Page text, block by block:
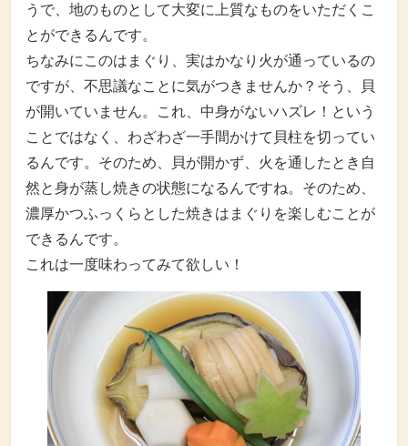
うで、地のものとして大変に上質なものをいただくこ
とができるんです。
ちなみにこのはまぐり、実はかなり火が通っているの
ですが、不思議なことに気がつきませんか？そう、貝
が開いていません。これ、中身がないハズレ！という
ことではなく、わざわざ一手間かけて貝柱を切ってい
るんです。そのため、貝が開かず、火を通したとき自
然と身が蒸し焼きの状態になるんですね。そのため、
濃厚かつふっくらとした焼きはまぐりを楽しむことが
できるんです。
これは一度味わってみて欲しい！